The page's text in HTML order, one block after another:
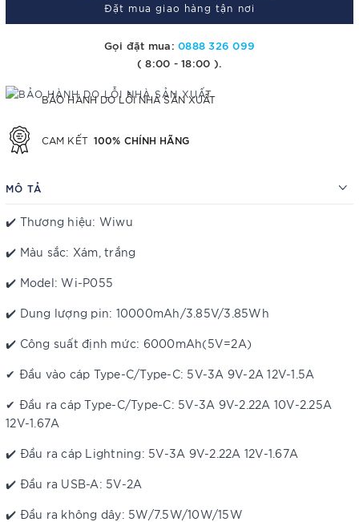
Đặt mua giao hàng tận nơi
Gọi đặt mua:0888 326 099
( 8:00 - 18:00 ).
BẢO HÀNH DO LỖI NHÀ SẢN XUẤT
CAM KẾT 100% CHÍNH HÃNG
MÔ TẢ
✔️ Thương hiệu: Wiwu
✔️ Màu sắc: Xám, trắng
✔️ Model: Wi-P055
✔️ Dung lượng pin: 10000mAh/3.85V/3.85Wh
✔️ Công suất định mức: 6000mAh(5V=2A)
✔ Đầu vào cáp Type-C/Type-C: 5V-3A 9V-2A 12V-1.5A
✔ Đầu ra cáp Type-C/Type-C: 5V-3A 9V-2.22A 10V-2.25A
12V-1.67A
✔️ Đầu ra cáp Lightning: 5V-3A 9V-2.22A 12V-1.67A
✔️ Đầu ra USB-A: 5V-2A
✔️ Đầu ra không dây: 5W/7.5W/10W/15W